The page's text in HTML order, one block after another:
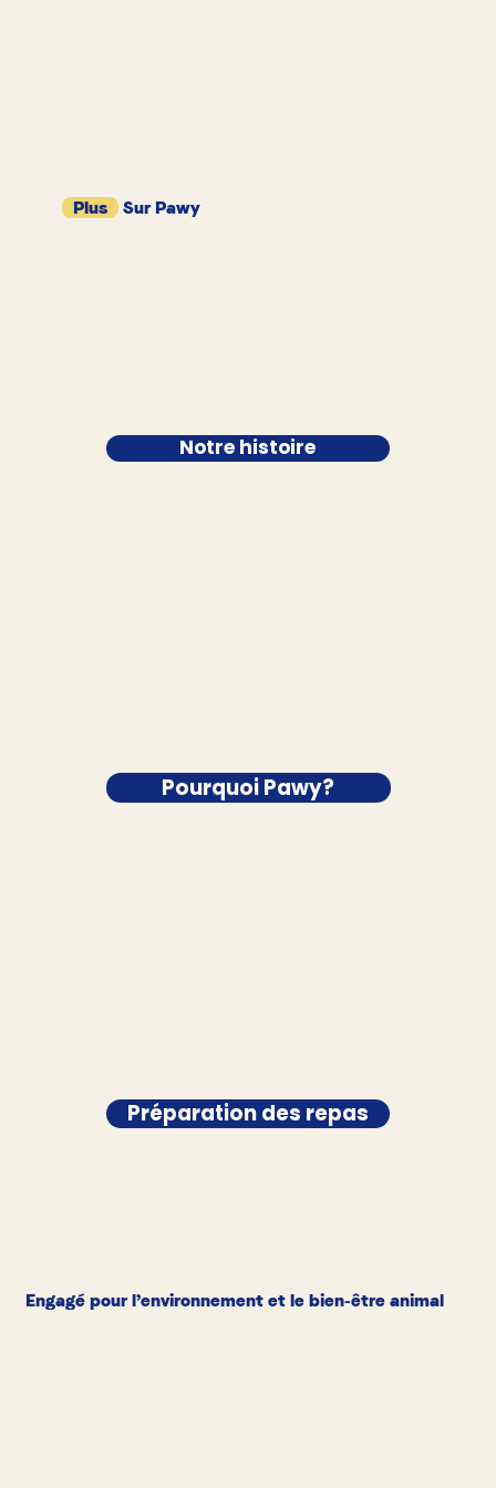
Plus Sur Pawy
Notre histoire
Pourquoi Pawy?
Préparation des repas
Engagé pour l’environnement et le bien-être animal